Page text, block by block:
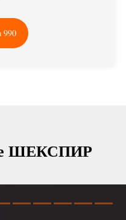
990
ШЕКСПИР